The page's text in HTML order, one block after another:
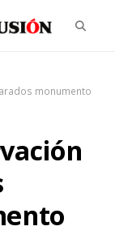
monumento